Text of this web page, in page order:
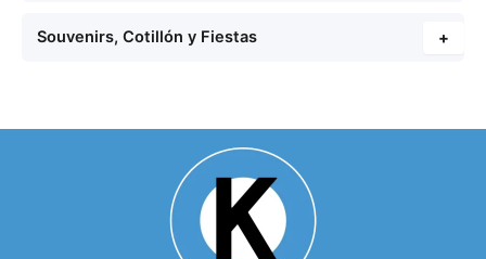
Souvenirs, Cotillón y Fiestas +